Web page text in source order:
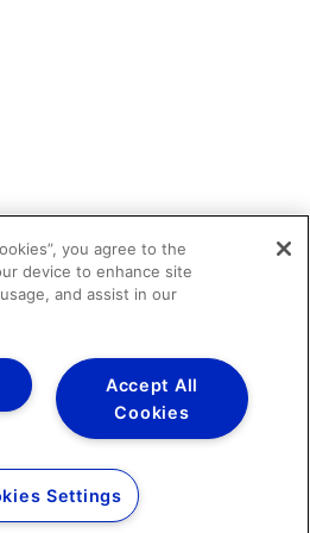
you agree to the
device to enhance site
and assist in our
Accept All
Cookies
Settings